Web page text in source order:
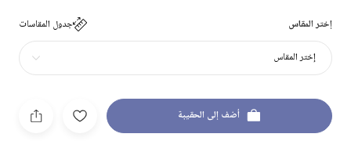
إختر المقاس جدول المقاسات
إختر المقاس
أضف إلى الحقيبة